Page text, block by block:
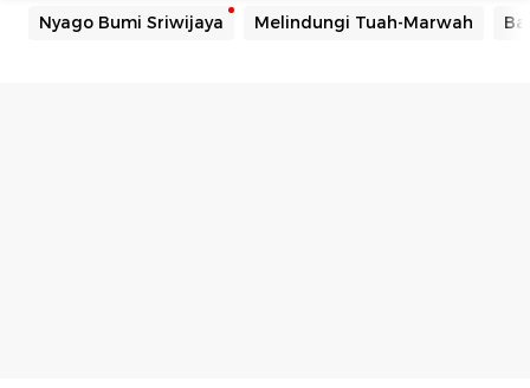
Nyago Bumi Sriwijaya Melindungi Tuah-Marwah